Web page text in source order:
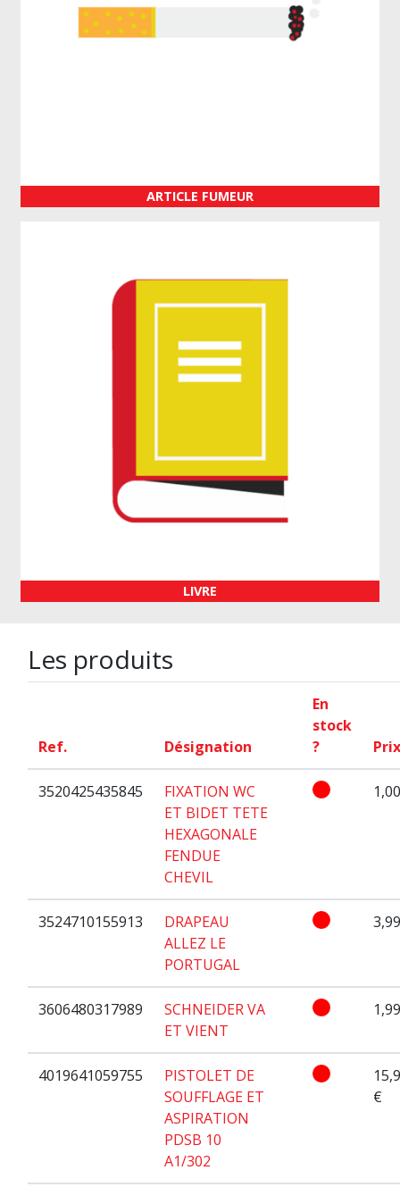
ARTICLE FUMEUR
LIVRE
Les produits
Ref. Désignation
En
stock
?
Prix
3520425435845
FIXATION WC
ET BIDET TETE
HEXAGONALE
FENDUE
CHEVIL
3524710155913
DRAPEAU
ALLEZ LE
PORTUGAL
3606480317989
SCHNEIDER VA
ET VIENT
4019641059755
PISTOLET DE
SOUFFLAGE ET
ASPIRATION
PDSB 10
A1/302
€